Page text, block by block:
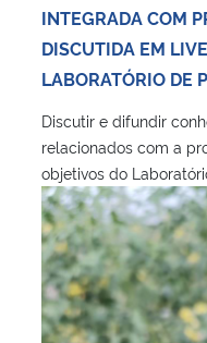
INTEGRADA COM
DISCUTIDA EM
LABORATÓRIO DE
Discutir e difundir
relacionados com a
objetivos do